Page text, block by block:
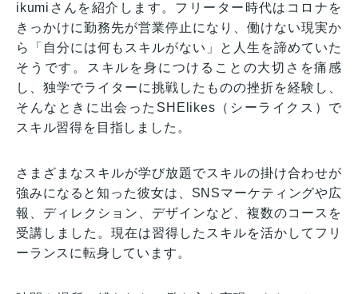
ikumiさんを紹介します。フリーター時代はコロナを
きっかけに勤務先が営業停止になり、働けない現実か
ら「自分には何もスキルがない」と人生を諦めていた
そうです。スキルを身につけることの大切さを痛感
し、独学でライターに挑戦したものの挫折を経験し、
そんなときに出会ったSHElikes（シーライクス）で
スキル習得を目指しました。
さまざまなスキルが学び放題でスキルの掛け合わせが
強みになると知った彼女は、SNSマーケティングや広
報、ディレクション、デザインなど、複数のコースを
受講しました。現在は習得したスキルを活かしてフリ
ーランスに転身しています。